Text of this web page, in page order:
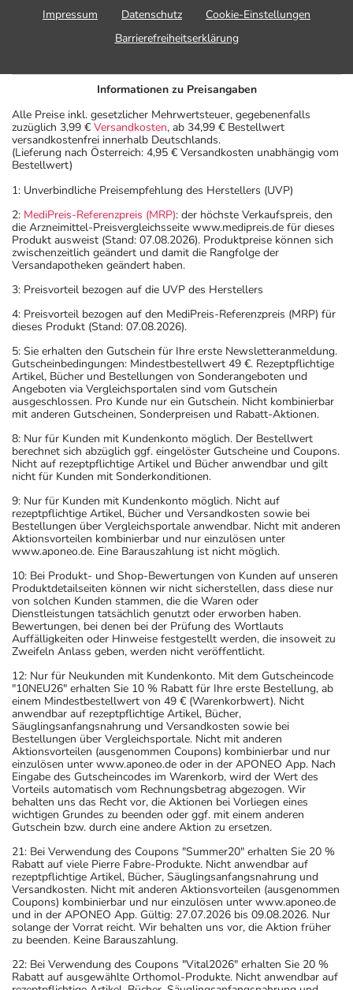
Aufbewahrung
Das Arzneimittel muss vor Hitze geschützt aufbewahrt
Wichtige Hinweise
Was sollten Sie beachten?
- Vorsicht: Das Reaktionsvermögen kann auch bei
bestimmungsgemäßem Gebrauch beeinträchtigt sein.
Achten Sie vor allem darauf, wenn Sie am Straßenverkehr
teilnehmen oder Maschinen (auch im Haushalt) bedienen,
mit denen Sie sich verletzen können.
- Vorsicht: Vermeiden Sie die Einnahme von Alkohol.
- Vorsicht: Patienten mit Engwinkelglaukom haben ein
erhöhtes Risiko - besonderes im akuten Anfall.
- Durch plötzliches Absetzen können Probleme oder
langsam, das heißt mit einem schrittweisen
Ausschleichen der Dosis, beendet werden. Lassen Sie
sich dazu am besten von Ihrem Arzt oder Apotheker
beraten.
- Vorsicht bei einer Unverträglichkeit gegenüber Lactose.
Wenn Sie eine Diabetes-Diät einhalten müssen, sollten
Sie den Zuckergehalt berücksichtigen.
- Es kann Arzneimittel geben, mit denen
Wechselwirkungen auftreten. Sie sollten deswegen
generell vor der Behandlung mit einem neuen
Arzneimittel jedes andere, das Sie bereits anwenden,
dem Arzt oder Apotheker angeben. Das gilt auch für
Arzneimittel, die Sie selbst kaufen, nur gelegentlich
anwenden oder deren Anwendung schon einige Zeit
zurückliegt.
Bitte verwenden Sie dieses Arzneimittel nicht mehr nach
dem auf der Packung oder der Umverpackung
angegebenen Verfallsdatum. Das Verfallsdatum bezieht
Impressum
Datenschutz
Cookie-Einstellungen
Barrierefreiheitserklärung
Informationen zu Preisangaben
Alle Preise inkl. gesetzlicher Mehrwertsteuer, gegebenenfalls
zuzüglich 3,99 € Versandkosten, ab 34,99 € Bestellwert
versandkostenfrei innerhalb Deutschlands.
(Lieferung nach Österreich: 4,95 € Versandkosten unabhängig vom
Bestellwert)
1: Unverbindliche Preisempfehlung des Herstellers (UVP)
2: MediPreis-Referenzpreis (MRP): der höchste Verkaufspreis, den
die Arzneimittel-Preisvergleichsseite www.medipreis.de für dieses
Produkt ausweist (Stand: 07.08.2026). Produktpreise können sich
zwischenzeitlich geändert und damit die Rangfolge der
Versandapotheken geändert haben.
3: Preisvorteil bezogen auf die UVP des Herstellers
4: Preisvorteil bezogen auf den MediPreis-Referenzpreis (MRP) für
dieses Produkt (Stand: 07.08.2026).
5: Sie erhalten den Gutschein für Ihre erste Newsletteranmeldung.
Gutscheinbedingungen: Mindestbestellwert 49 €. Rezeptpflichtige
Artikel, Bücher und Bestellungen von Sonderangeboten und
Angeboten via Vergleichsportalen sind vom Gutschein
ausgeschlossen. Pro Kunde nur ein Gutschein. Nicht kombinierbar
mit anderen Gutscheinen, Sonderpreisen und Rabatt-Aktionen.
8: Nur für Kunden mit Kundenkonto möglich. Der Bestellwert
berechnet sich abzüglich ggf. eingelöster Gutscheine und Coupons.
Nicht auf rezeptpflichtige Artikel und Bücher anwendbar und gilt
nicht für Kunden mit Sonderkonditionen.
9: Nur für Kunden mit Kundenkonto möglich. Nicht auf
rezeptpflichtige Artikel, Bücher und Versandkosten sowie bei
Bestellungen über Vergleichsportale anwendbar. Nicht mit anderen
Aktionsvorteilen kombinierbar und nur einzulösen unter
www.aponeo.de. Eine Barauszahlung ist nicht möglich.
10: Bei Produkt- und Shop-Bewertungen von Kunden auf unseren
Produktdetailseiten können wir nicht sicherstellen, dass diese nur
von solchen Kunden stammen, die die Waren oder
Dienstleistungen tatsächlich genutzt oder erworben haben.
Bewertungen, bei denen bei der Prüfung des Wortlauts
Auffälligkeiten oder Hinweise festgestellt werden, die insoweit zu
Zweifeln Anlass geben, werden nicht veröffentlicht.
12: Nur für Neukunden mit Kundenkonto. Mit dem Gutscheincode
"10NEU26" erhalten Sie 10 % Rabatt für Ihre erste Bestellung, ab
einem Mindestbestellwert von 49 € (Warenkorbwert). Nicht
anwendbar auf rezeptpflichtige Artikel, Bücher,
Säuglingsanfangsnahrung und Versandkosten sowie bei
Bestellungen über Vergleichsportale. Nicht mit anderen
Aktionsvorteilen (ausgenommen Coupons) kombinierbar und nur
einzulösen unter www.aponeo.de oder in der APONEO App. Nach
Eingabe des Gutscheincodes im Warenkorb, wird der Wert des
Vorteils automatisch vom Rechnungsbetrag abgezogen. Wir
behalten uns das Recht vor, die Aktionen bei Vorliegen eines
wichtigen Grundes zu beenden oder ggf. mit einem anderen
Gutschein bzw. durch eine andere Aktion zu ersetzen.
21: Bei Verwendung des Coupons "Summer20" erhalten Sie 20 %
Rabatt auf viele Pierre Fabre-Produkte. Nicht anwendbar auf
rezeptpflichtige Artikel, Bücher, Säuglingsanfangsnahrung und
Versandkosten. Nicht mit anderen Aktionsvorteilen (ausgenommen
Coupons) kombinierbar und nur einzulösen unter www.aponeo.de
und in der APONEO App. Gültig: 27.07.2026 bis 09.08.2026. Nur
solange der Vorrat reicht. Wir behalten uns vor, die Aktion früher
zu beenden. Keine Barauszahlung.
22: Bei Verwendung des Coupons "Vital2026" erhalten Sie 20 %
Rabatt auf ausgewählte Orthomol-Produkte. Nicht anwendbar auf